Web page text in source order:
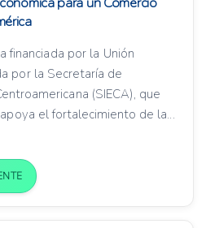
financiada por la Unión
por la Secretaría de
(SIECA), que
el fortalecimiento de la...